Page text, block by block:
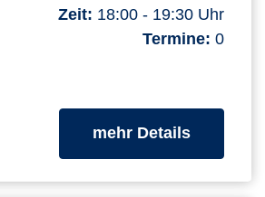
Zeit: 18:00 - 19:30 Uhr
Termine: 0
mehr Detailszum